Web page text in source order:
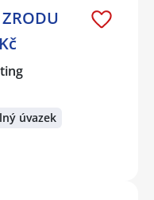
úvazek